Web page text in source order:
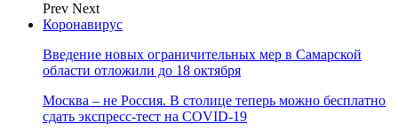
Prev Next
Коронавирус
Введение новых ограничительных мер в Самарской
области отложили до 18 октября
Москва – не Россия. В столице теперь можно бесплатно
сдать экспресс-тест на COVID-19